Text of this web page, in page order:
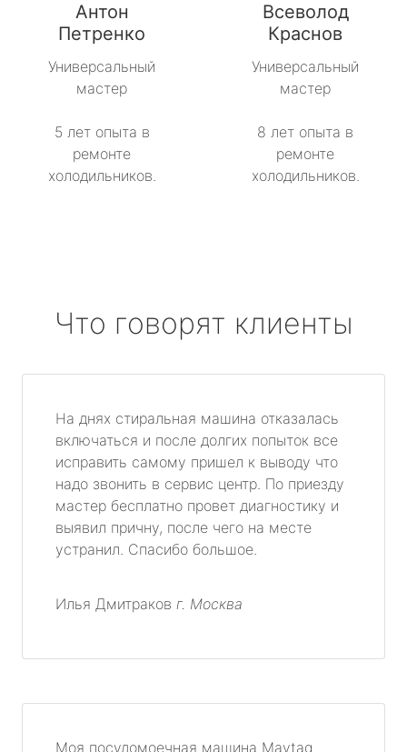
Антон
Петренко
Универсальный
мастер
5 лет опыта в
ремонте
холодильников.
Всеволод
Краснов
Универсальный
мастер
8 лет опыта в
ремонте
холодильников.
Что говорят клиенты
На днях стиральная машина отказалась
включаться и после долгих попыток все
исправить самому пришел к выводу что
надо звонить в сервис центр. По приезду
мастер бесплатно провет диагностику и
выявил причну, после чего на месте
устранил. Спасибо большое.
Илья Дмитраков г. Москва
Моя посудомоечная машина Maytag